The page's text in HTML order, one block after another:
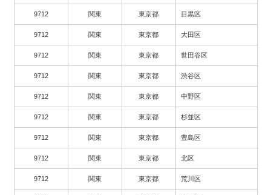
9712 関東 東京都 目黒区
9712 関東 東京都 大田区
9712 関東 東京都 世田谷区
9712 関東 東京都 渋谷区
9712 関東 東京都 中野区
9712 関東 東京都 杉並区
9712 関東 東京都 豊島区
9712 関東 東京都 北区
9712 関東 東京都 荒川区